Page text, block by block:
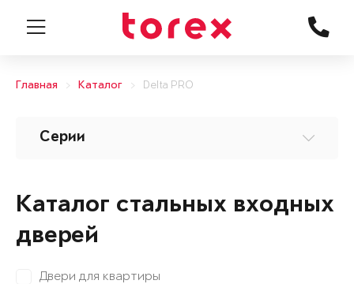
Главная Каталог Delta PRO
Серии
Каталог стальных входных
дверей
Двери для квартиры